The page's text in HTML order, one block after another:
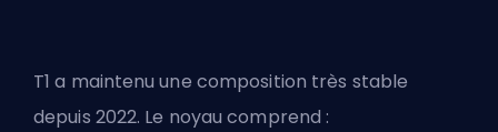
T1 a maintenu une composition très stable
depuis 2022. Le noyau comprend :